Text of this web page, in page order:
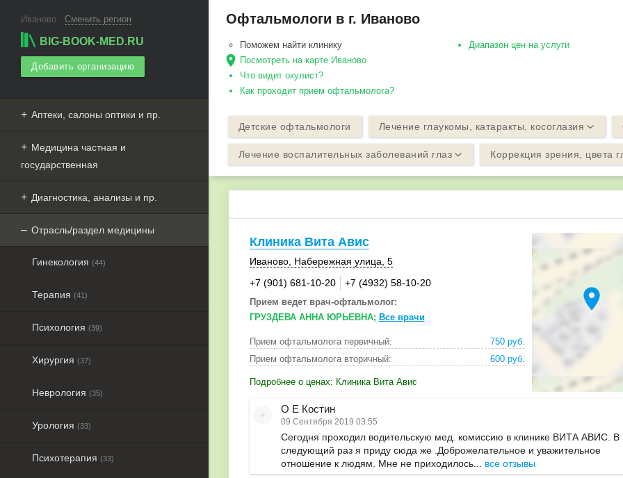
Иваново Сменить регион
BIG-BOOK-MED.RU
Добавить организацию
Аптеки, салоны оптики и пр.
Медицина частная и
государственная
Диагностика, анализы и пр.
Отрасль/раздел медицины
Гинекология (44)
Терапия (41)
Психология (39)
Хирургия (37)
Неврология (35)
Урология (33)
Психотерапия (33)
Офтальмологи в г. Иваново
Поможем найти клинику
Посмотреть на карте Иваново
Что видит окулист?
Как проходит прием офтальмолога?
Диапазон цен на услуги
Детские офтальмологи Лечение глаукомы, катаракты, косоглазия
Лечение воспалительных заболеваний глаз Коррекция зрения, цвета
Клиника Вита Авис
Иваново, Набережная улица, 5
+7 (901) 681-10-20
+7 (4932) 58-10-20
Прием ведет врач-офтальмолог:
ГРУЗДЕВА АННА ЮРЬЕВНА; Все врачи
Прием офтальмолога первичный:
750 руб.
Прием офтальмолога вторичный:
600 руб.
Подробнее о ценах: Клиника Вита Авис
location_on
О Е Костин
09 Сентября 2019 03:55
Сегодня проходил водительскую мед. комиссию в клинике ВИТА АВИС. В
следующий раз я приду сюда же .Доброжелательное и уважительное
отношение к людям. Мне не приходилось... все отзывы